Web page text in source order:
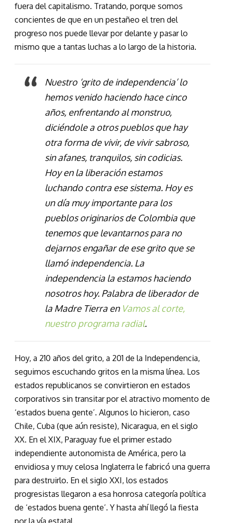
fuera del capitalismo. Tratando, porque somos
concientes de que en un pestañeo el tren del
progreso nos puede llevar por delante y pasar lo
mismo que a tantas luchas a lo largo de la historia.
Nuestro ‘grito de independencia’ lo
hemos venido haciendo hace cinco
años, enfrentando al monstruo,
diciéndole a otros pueblos que hay
otra forma de vivir, de vivir sabroso,
sin afanes, tranquilos, sin codicias.
Hoy en la liberación estamos
luchando contra ese sistema. Hoy es
un día muy importante para los
pueblos originarios de Colombia que
tenemos que levantarnos para no
dejarnos engañar de ese grito que se
llamó independencia. La
independencia la estamos haciendo
nosotros hoy. Palabra de liberador de
la Madre Tierra en Vamos al corte,
nuestro programa radial.
Hoy, a 210 años del grito, a 201 de la Independencia,
seguimos escuchando gritos en la misma línea. Los
estados republicanos se convirtieron en estados
corporativos sin transitar por el atractivo momento de
‘estados buena gente’. Algunos lo hicieron, caso
Chile, Cuba (que aún resiste), Nicaragua, en el siglo
XX. En el XIX, Paraguay fue el primer estado
independiente autonomista de América, pero la
envidiosa y muy celosa Inglaterra le fabricó una guerra
para destruirlo. En el siglo XXI, los estados
progresistas llegaron a esa honrosa categoría política
de ‘estados buena gente’. Y hasta ahí llegó la fiesta